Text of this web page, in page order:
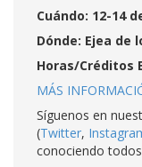
Cuándo: 12-14
Dónde: Ejea de
Horas/Créditos
MÁS
Síguenos en
(Twitter,
conociendo